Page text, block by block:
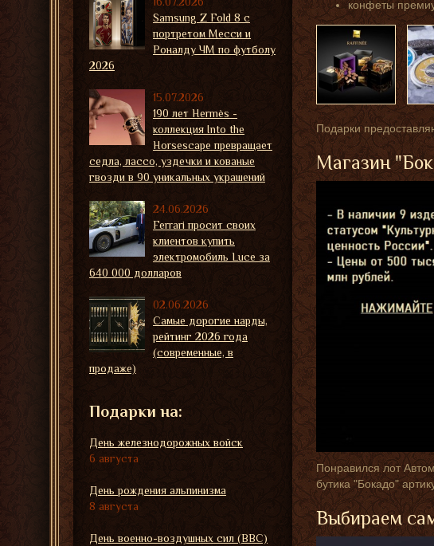
конфеты
Подарки
Магазин
Понравился лот
бутика "Бокадо"
Выбираем
Samsung Z Fold 8 с
портретом Месси и
Роналду ЧМ по футболу
2026
15.07.2026
190 лет Hermès -
коллекция Into the
Horsescape превращает
седла, лассо, уздечки и кованые
гвозди в 90 уникальных украшений
24.06.2026
Ferrari просит своих
клиентов купить
электромобиль Luce за
640 000 долларов
02.06.2026
Самые дорогие нарды,
рейтинг 2026 года
(современные, в
продаже)
Подарки на:
День железнодорожных войск
6 августа
День рождения альпинизма
8 августа
День военно-воздушных сил (ВВС)